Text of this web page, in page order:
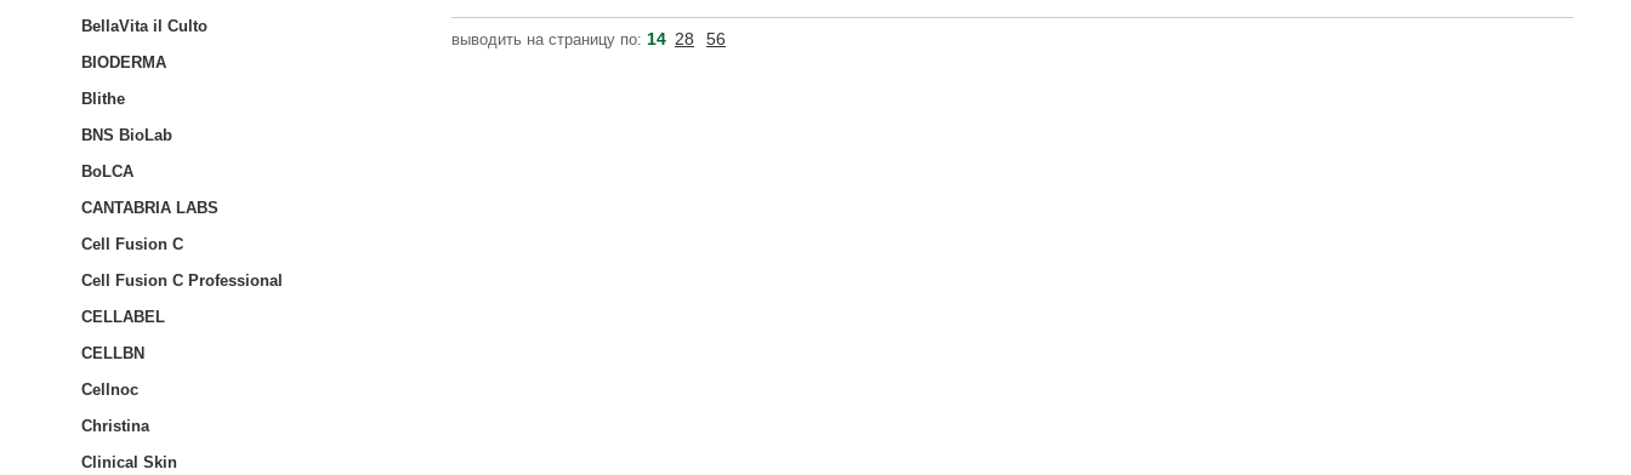
выводить на страницу по: 14 28 56
BellaVita il Culto
BIODERMA
Blithe
BNS BioLab
BoLCA
CANTABRIA LABS
Cell Fusion C
Cell Fusion C Professional
CELLABEL
CELLBN
Cellnoc
Christina
Clinical Skin